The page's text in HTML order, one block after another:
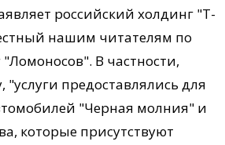
российский холдинг "Т-
нашим читателям по
В частности,
"услуги предоставлялись для
"Черная молния" и
которые присутствуют